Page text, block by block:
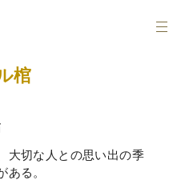
棺
大切な人との思い出の季
ある。